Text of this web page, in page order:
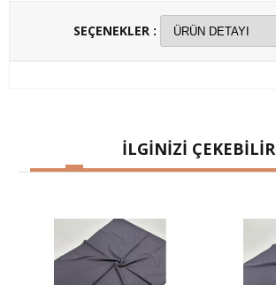
SEÇENEKLER :
İLGİNİZİ ÇEKEBİLİR